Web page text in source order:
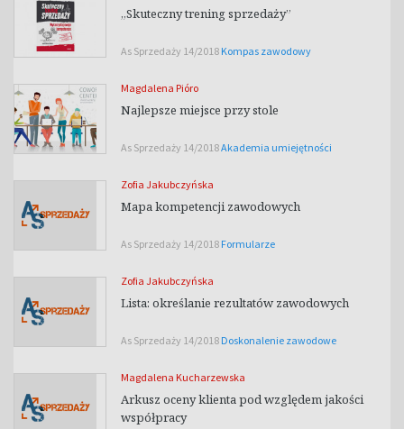
„Skuteczny trening sprzedaży”
As Sprzedaży 14/2018 Kompas zawodowy
Magdalena Pióro
Najlepsze miejsce przy stole
As Sprzedaży 14/2018Akademia umiejętności
Zofia Jakubczyńska
Mapa kompetencji zawodowych
As Sprzedaży 14/2018 Formularze
Zofia Jakubczyńska
Lista: określanie rezultatów zawodowych
As Sprzedaży 14/2018 Doskonalenie zawodowe
Magdalena Kucharzewska
Arkusz oceny klienta pod względem jakości
współpracy